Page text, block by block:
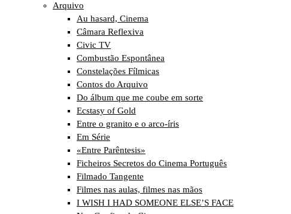
Arquivo
Au hasard, Cinema
Câmara Reflexiva
Civic TV
Combustão Espontânea
Constelações Fílmicas
Contos do Arquivo
Do álbum que me coube em sorte
Ecstasy of Gold
Entre o granito e o arco-íris
Em Série
«Entre Parêntesis»
Ficheiros Secretos do Cinema Português
Filmado Tangente
Filmes nas aulas, filmes nas mãos
I WISH I HAD SOMEONE ELSE’S FACE